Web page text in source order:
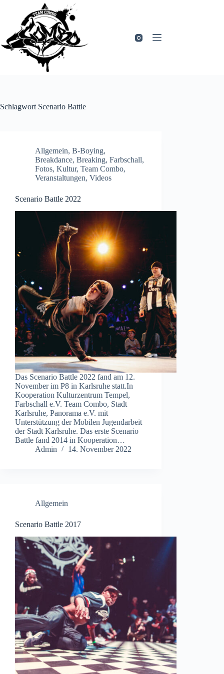
springen
Schlagwort Scenario Battle
Allgemein, B-Boying,
Breakdance, Breaking, Farbschall,
Fotos, Kultur, Team Combo,
Veranstaltungen, Videos
Scenario Battle 2022
Das Scenario Battle 2022 fand am 12.
November im P8 in Karlsruhe statt.In
Kooperation Kulturzentrum Tempel,
Farbschall e.V. Team Combo, Stadt
Karlsruhe, Panorama e.V. mit
Unterstützung der Mobilen Jugendarbeit
der Stadt Karlsruhe. Das erste Scenario
Battle fand 2014 in Kooperation…
Admin
14. November 2022
Allgemein
Scenario Battle 2017